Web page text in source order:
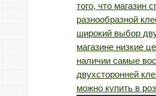
того, что магазин
разнообразной
широкий выбор
магазине низкие
наличии самые
двухсторонней
можно купить в